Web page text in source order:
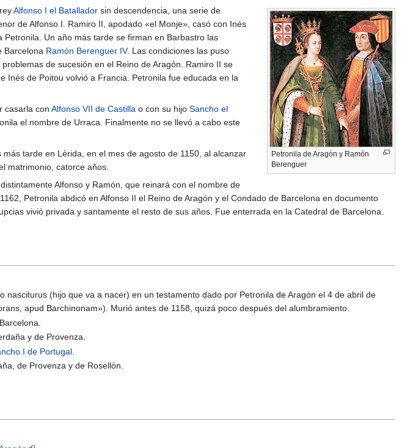
Petronila de Aragón y Ramón
Berenguer
Alfonso I el Batallador sin descendencia, una serie de
de Alfonso I. Ramiro II, apodado «el Monje», casó con Inés
Un año más tarde se firman en Barbastro las
Barcelona Ramón Berenguer IV. Las condiciones las puso
de sucesión en el Reino de Aragón. Ramiro II se
Inés de Poitou volvió a Francia. Petronila fue educada en la
casarla con Alfonso VII de Castilla o con su hijo Sancho el
el nombre de Urraca. Finalmente no se llevó a cabo este
tarde en Lérida, en el mes de agosto de 1150, al alcanzar
matrimonio, catorce años.
Alfonso y Ramón, que reinará con el nombre de
Petronila abdicó en Alfonso II el Reino de Aragón y el Condado de Barcelona en documento
vivió privada y santamente el resto de sus años. Fue enterrada en la Catedral de Barcelona.
nasciturus (hijo que va a nacer) en un testamento dado por Petronila de Aragón el 4 de abril de
apud Barchinonam»). Murió antes de 1158, quizá poco después del alumbramiento.
y de Provenza.
I de Portugal
de Provenza y de Rosellón.